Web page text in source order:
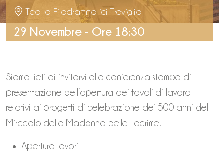
Teatro Filodrammatici Treviglio
29 Novembre - Ore 18:30
Siamo lieti di invitarvi alla conferenza stampa di
presentazione dell’apertura dei tavoli di lavoro
relativi ai progetti di celebrazione dei 500 anni del
Miracolo della Madonna delle Lacrime.
Apertura lavori